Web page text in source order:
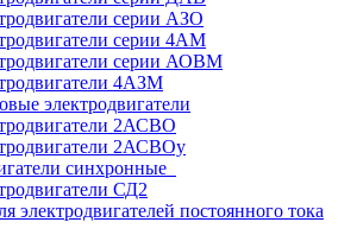
серии АЗО
серии 4АМ
серии АОВМ
4АЗМ
электродвигатели
2АСВО
2АСВОу
синхронные
СД2
электродвигателей постоянного тока